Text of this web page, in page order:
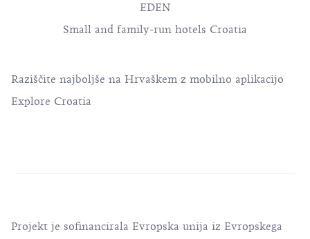
EDEN
Small and family-run hotels Croatia
Raziščite najboljše na Hrvaškem z mobilno aplikacijo
Explore Croatia
Projekt je sofinancirala Evropska unija iz Evropskega